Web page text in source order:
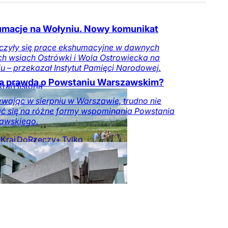
na Wołyniu. Nowy komunikat
się prace ekshumacyjne w dawnych
wsiach Ostrówki i Wola Ostrowiecka na
– przekazał Instytut Pamięci Narodowej.
Historia
prawda o Powstaniu Warszawskim?
w sierpniu w Warszawie, trudno nie
się na różne formy wspominania Powstania
KrajDoRzeczy+Tylko